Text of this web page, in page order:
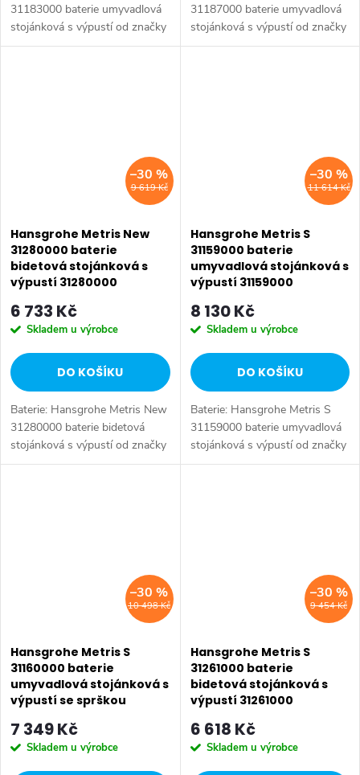
31183000 baterie umyvadlová
stojánková s výpustí od značky
Hansgrohe. Série: Metris New.
31187000 baterie umyvadlová
stojánková s výpustí od značky
Hansgrohe. Série: Metris New.
9 619 Kč
–30 %
Hansgrohe Metris New
31280000 baterie
bidetová stojánková s
výpustí 31280000
6 733 Kč
Skladem u výrobce
DO KOŠÍKU
Baterie: Hansgrohe Metris New
31280000 baterie bidetová
stojánková s výpustí od značky
Hansgrohe. Série: Metris New.
11 614 Kč
–30 %
Hansgrohe Metris S
31159000 baterie
umyvadlová stojánková s
výpustí 31159000
8 130 Kč
Skladem u výrobce
DO KOŠÍKU
Baterie: Hansgrohe Metris S
31159000 baterie umyvadlová
stojánková s výpustí od značky
Hansgrohe. Série: Metris S. Typ
10 498 Kč
–30 %
Hansgrohe Metris S
31160000 baterie
umyvadlová stojánková s
výpustí se sprškou
7 349 Kč
Skladem u výrobce
9 454 Kč
–30 %
Hansgrohe Metris S
31261000 baterie
bidetová stojánková s
výpustí 31261000
6 618 Kč
Skladem u výrobce